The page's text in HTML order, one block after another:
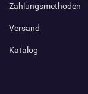
Zahlungsmethoden
Versand
Katalog